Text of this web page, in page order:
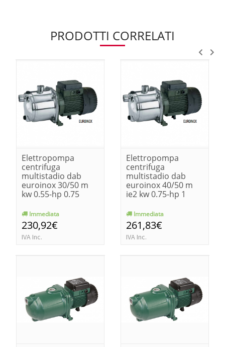
PRODOTTI CORRELATI
Elettropompa
centrifuga
multistadio dab
euroinox 30/50 m
kw 0.55-hp 0.75
Immediata
230,92€
IVA Inc.
Elettropompa
centrifuga
multistadio dab
euroinox 40/50 m
ie2 kw 0.75-hp 1
Immediata
261,83€
IVA Inc.